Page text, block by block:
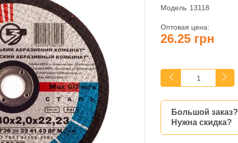
Модель 13118
Оптовая цена:
26.25 грн
Большой заказ?
Нужна скидка?